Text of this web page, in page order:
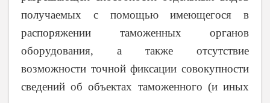
получаемых с помощью имеющегося в
распоряжении таможенных органов
оборудования, а также отсутствие
возможности точной фиксации совокупности
сведений об объектах таможенного (и иных